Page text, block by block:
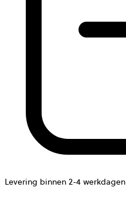
Levering binnen 2-4 werkdagen